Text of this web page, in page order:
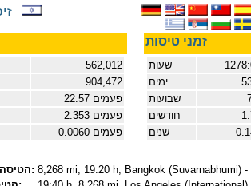
Where in the world have you flown?
How long have you been in the air?
Create your own FlightMemory and see!
זמני טיסות
562,012
904,472
22.57 פעמים
2.353 פעמים
0.0060 פעמים
ימים
שבועות
חודשים
שנים
(הטיסה הכי ארוכה (מרחק: 8,268 mi, 19:20 h, Bangkok (Suvarnabhumi)